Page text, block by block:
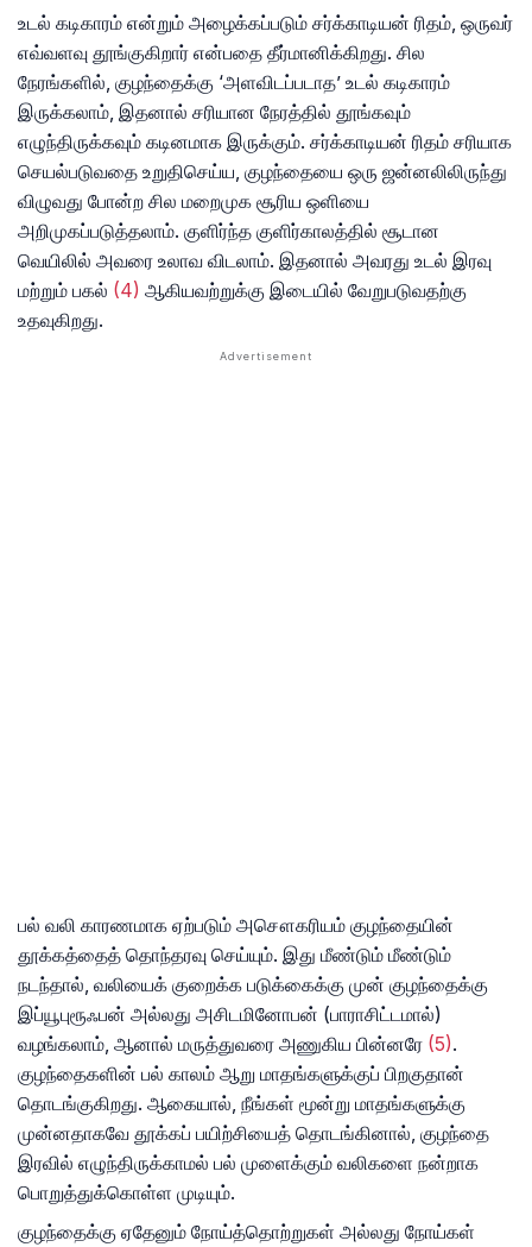
உடல் கடிகாரம் என்றும் அழைக்கப்படும் சர்க்காடியன் ரிதம், ஒருவர்
எவ்வளவு தூங்குகிறார் என்பதை தீர்மானிக்கிறது. சில
நேரங்களில், குழந்தைக்கு ‘அளவிடப்படாத’ உடல் கடிகாரம்
இருக்கலாம், இதனால் சரியான நேரத்தில் தூங்கவும்
எழுந்திருக்கவும் கடினமாக இருக்கும். சர்க்காடியன் ரிதம் சரியாக
செயல்படுவதை உறுதிசெய்ய, குழந்தையை ஒரு ஜன்னலிலிருந்து
விழுவது போன்ற சில மறைமுக சூரிய ஒளியை
அறிமுகப்படுத்தலாம். குளிர்ந்த குளிர்காலத்தில் சூடான
வெயிலில் அவரை உலாவ விடலாம். இதனால் அவரது உடல் இரவு
மற்றும் பகல் (4) ஆகியவற்றுக்கு இடையில் வேறுபடுவதற்கு
உதவுகிறது.
பல் வலி காரணமாக ஏற்படும் அசௌகரியம் குழந்தையின்
தூக்கத்தைத் தொந்தரவு செய்யும். இது மீண்டும் மீண்டும்
நடந்தால், வலியைக் குறைக்க படுக்கைக்கு முன் குழந்தைக்கு
இப்யூபுரூஃபன் அல்லது அசிடமினோபன் (பாராசிட்டமால்)
வழங்கலாம், ஆனால் மருத்துவரை அணுகிய பின்னரே (5).
குழந்தைகளின் பல் காலம் ஆறு மாதங்களுக்குப் பிறகுதான்
தொடங்குகிறது. ஆகையால், நீங்கள் மூன்று மாதங்களுக்கு
முன்னதாகவே தூக்கப் பயிற்சியைத் தொடங்கினால், குழந்தை
இரவில் எழுந்திருக்காமல் பல் முளைக்கும் வலிகளை நன்றாக
பொறுத்துக்கொள்ள முடியும்.
குழந்தைக்கு ஏதேனும் நோய்த்தொற்றுகள் அல்லது நோய்கள்